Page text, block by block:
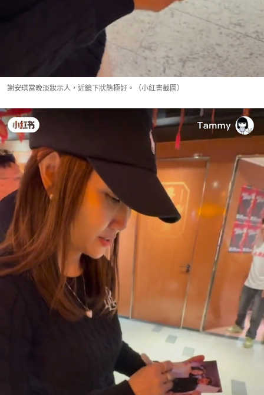
謝安琪當晚淡妝示人，近鏡下狀態極好。（小紅書截圖）